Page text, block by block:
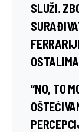
SLUŽI.
“NO, TO